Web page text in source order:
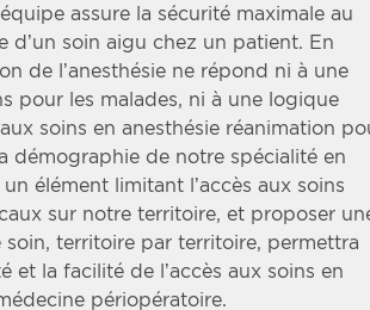
assure la sécurité maximale au
d’un soin aigu chez un patient. En
de l’anesthésie ne répond ni à une
pour les malades, ni à une logique
soins en anesthésie réanimation
démographie de notre spécialité en
élément limitant l’accès aux soins
sur notre territoire, et proposer
soin, territoire par territoire, permettra
et la facilité de l’accès aux soins en
périopératoire.